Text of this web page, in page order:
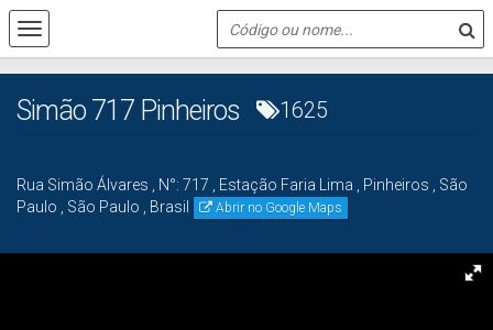
Simão 717 Pinheiros 1625
Rua Simão Álvares N°: 717 Estação Faria Lima Pinheiros
São
Paulo
São Paulo Brasil Abrir no Google Maps